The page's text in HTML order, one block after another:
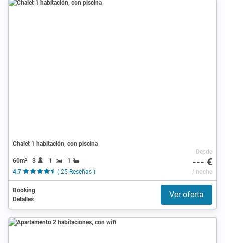
Chalet 1 habitación, con piscina
60m² 3 1
1
4.7
( 25 Reseñas )
Desde
--- €
/ noche
Booking
Detalles
Ver oferta